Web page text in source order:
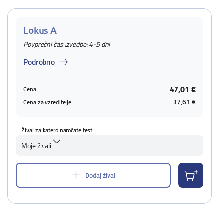
Lokus A
Povprečni čas izvedbe: 4-5 dni
Podrobno
Cena: 47,01 €
Cena za vzreditelje: 37,61 €
Žival za katero naročate test
Moje živali
Dodaj žival